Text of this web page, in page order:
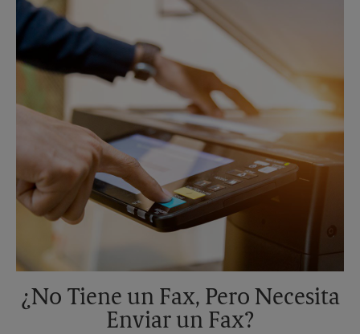
Lunes
5:30 PM
Martes
¿No Tiene un Fax, Pero Necesita
Enviar un Fax?